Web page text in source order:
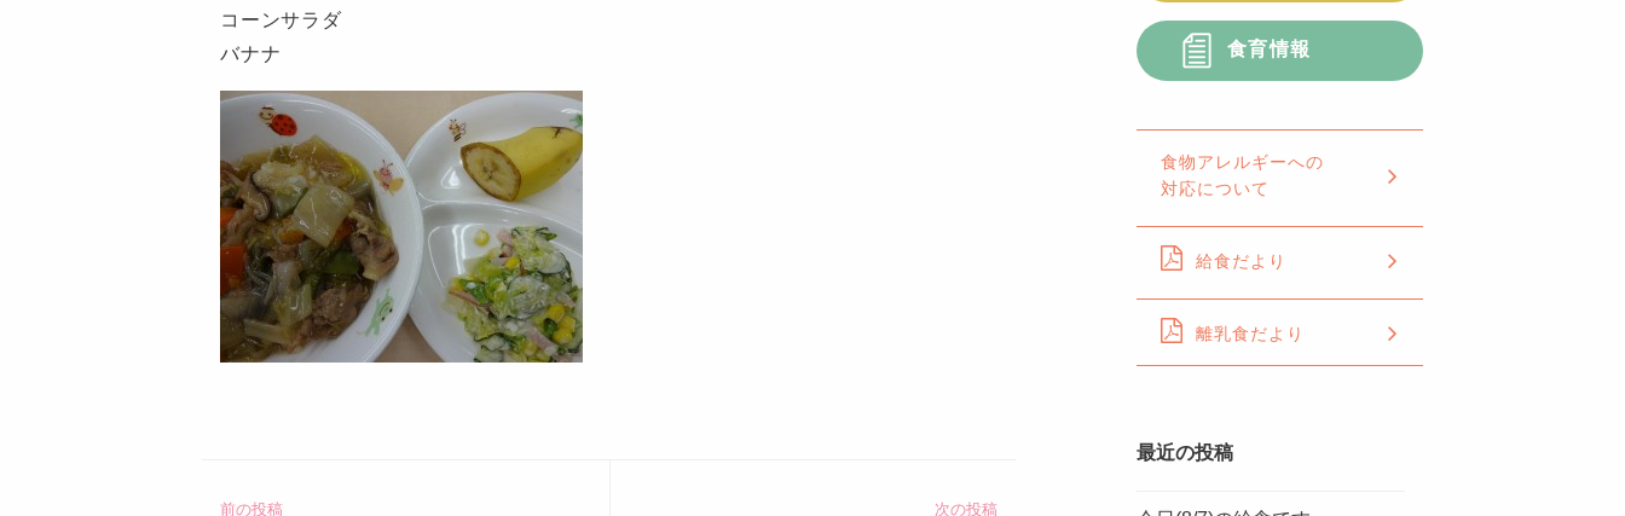
コーンサラダ
バナナ
ど
前の投稿 次の投稿
食育情報
食物アレルギーへの
対応について
給食だより
離乳食だより
最近の投稿